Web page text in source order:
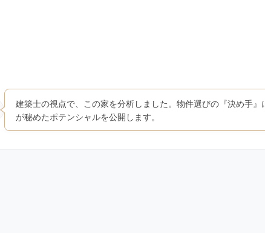
建築士の視点で、この家を分析しました。物件選びの『決め手
が秘めたポテンシャルを公開します。